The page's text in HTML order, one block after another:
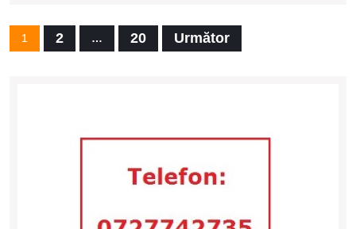
Paginație
1 2 … 20 Următor